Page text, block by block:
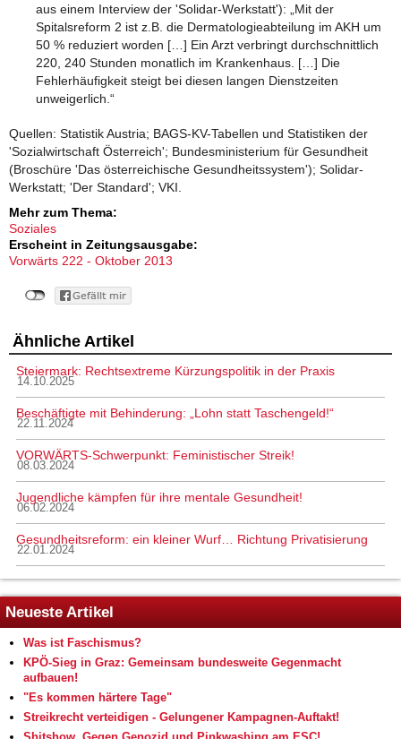
aus einem Interview der 'Solidar-Werkstatt'): „Mit der
Spitalsreform 2 ist z.B. die Dermatologieabteilung im AKH um
50 % reduziert worden […] Ein Arzt verbringt durchschnittlich
220, 240 Stunden monatlich im Krankenhaus. […] Die
Fehlerhäufigkeit steigt bei diesen langen Dienstzeiten
unweigerlich.“
Quellen: Statistik Austria; BAGS-KV-Tabellen und Statistiken der
'Sozialwirtschaft Österreich'; Bundesministerium für Gesundheit
(Broschüre 'Das österreichische Gesundheitssystem'); Solidar-
Werkstatt; 'Der Standard'; VKI.
Mehr zum Thema:
Soziales
Erscheint in Zeitungsausgabe:
Vorwärts 222 - Oktober 2013
Ähnliche Artikel
Steiermark: Rechtsextreme Kürzungspolitik in der Praxis
14.10.2025
Beschäftigte mit Behinderung: „Lohn statt Taschengeld!“
22.11.2024
VORWÄRTS-Schwerpunkt: Feministischer Streik!
08.03.2024
Jugendliche kämpfen für ihre mentale Gesundheit!
06.02.2024
Gesundheitsreform: ein kleiner Wurf… Richtung Privatisierung
22.01.2024
Neueste Artikel
Was ist Faschismus?
KPÖ-Sieg in Graz: Gemeinsam bundesweite Gegenmacht
aufbauen!
"Es kommen härtere Tage"
Streikrecht verteidigen - Gelungener Kampagnen-Auftakt!